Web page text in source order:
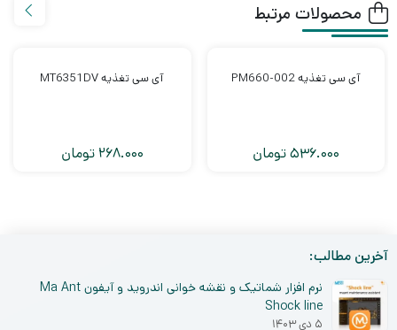
محصولات مرتبط
آی سی تغذیه PM660-002
536.000تومان
آی سی تغذیه MT6351DV
268.000 تومان
آخرین مطالب:
نرم افزار شماتیک و نقشه خوانی اندروید و آیفون Ma Ant
Shock line
۵ دی ۱۴۰۳